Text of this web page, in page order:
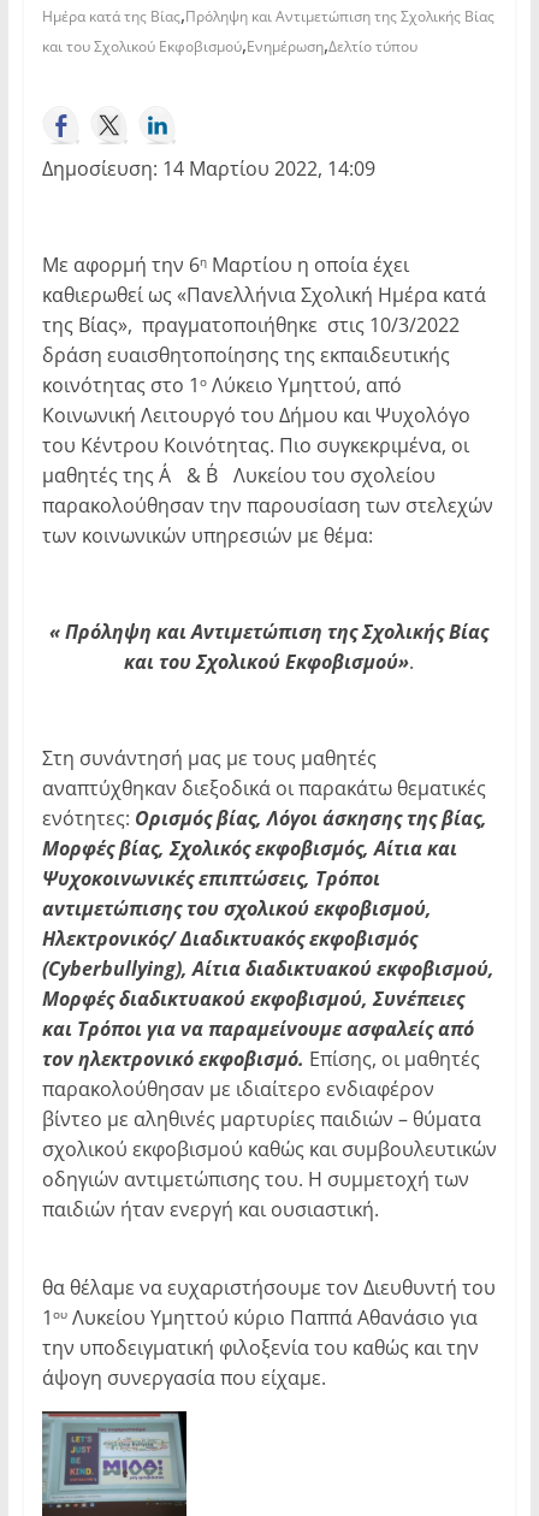
Ημέρα κατά της Βίας,Πρόληψη και Αντιμετώπιση της Σχολικής Βίας
και του Σχολικού Εκφοβισμού,Ενημέρωση,Δελτίο τύπου
Δημοσίευση: 14 Μαρτίου 2022, 14:09
Με αφορμή την 6ηΜαρτίου η οποία έχει
καθιερωθεί ως «Πανελλήνια Σχολική Ημέρα κατά
της Βίας», πραγματοποιήθηκε στις 10/3/2022
δράση ευαισθητοποίησης της εκπαιδευτικής
κοινότητας στο 1 οΛύκειο Υμηττού, από
Κοινωνική Λειτουργό του Δήμου και Ψυχολόγο
του Κέντρου Κοινότητας. Πιο συγκεκριμένα, οι
μαθητές της Α΄ & Β΄ Λυκείου του σχολείου
παρακολούθησαν την παρουσίαση των στελεχών
των κοινωνικών υπηρεσιών με θέμα:
« Πρόληψη και Αντιμετώπιση της Σχολικής Βίας
και του Σχολικού Εκφοβισμού».
Στη συνάντησή μας με τους μαθητές
αναπτύχθηκαν διεξοδικά οι παρακάτω θεματικές
ενότητες: Ορισμός βίας, Λόγοι άσκησης της βίας,
Μορφές βίας, Σχολικός εκφοβισμός, Αίτια και
Ψυχοκοινωνικές επιπτώσεις, Τρόποι
αντιμετώπισης του σχολικού εκφοβισμού,
Ηλεκτρονικός/ Διαδικτυακός εκφοβισμός
(Cyberbullying), Αίτια διαδικτυακού εκφοβισμού,
Μορφές διαδικτυακού εκφοβισμού, Συνέπειες
και Τρόποι για να παραμείνουμε ασφαλείς από
τον ηλεκτρονικό εκφοβισμό. Επίσης, οι μαθητές
παρακολούθησαν με ιδιαίτερο ενδιαφέρον
βίντεο με αληθινές μαρτυρίες παιδιών – θύματα
σχολικού εκφοβισμού καθώς και συμβουλευτικών
οδηγιών αντιμετώπισης του. Η συμμετοχή των
παιδιών ήταν ενεργή και ουσιαστική.
θα θέλαμε να ευχαριστήσουμε τον Διευθυντή του
1 ουΛυκείου Υμηττού κύριο Παππά Αθανάσιο για
την υποδειγματική φιλοξενία του καθώς και την
άψογη συνεργασία που είχαμε.